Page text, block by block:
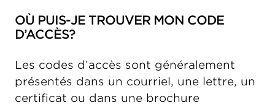
OÙ PUIS-JE TROUVER MON CODE
D’ACCÈS?
Les codes d’accès sont généralement
présentés dans un courriel, une lettre, un
certificat ou dans une brochure